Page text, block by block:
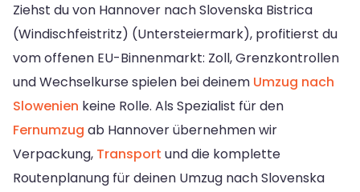
Ziehst du von Hannover nach Slovenska Bistrica
(Windischfeistritz) (Untersteiermark), profitierst du
vom offenen EU-Binnenmarkt: Zoll, Grenzkontrollen
und Wechselkurse spielen bei deinem Umzug nach
Slowenien keine Rolle. Als Spezialist für den
Fernumzug ab Hannover übernehmen wir
Verpackung, Transport und die komplette
Routenplanung für deinen Umzug nach Slovenska